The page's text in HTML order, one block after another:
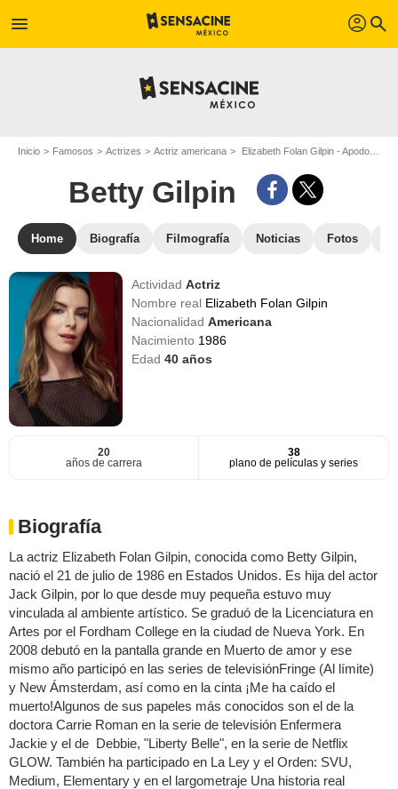
menu profil search
Inicio Famosos Actrizes Actriz americana Elizabeth Folan Gilpin - Apodo : Betty Gilpin
Betty Gilpin
Home Biografía Filmografía Noticias Fotos
ActividadActriz
Nombre real Elizabeth Folan Gilpin
NacionalidadAmericana
Nacimiento 1986
Edad40 años
20
años de carrera
38
plano de películas y series
Biografía
La actriz Elizabeth Folan Gilpin, conocida como Betty Gilpin,
nació el 21 de julio de 1986 en Estados Unidos. Es hija del actor
Jack Gilpin, por lo que desde muy pequeña estuvo muy
vinculada al ambiente artístico. Se graduó de la Licenciatura en
Artes por el Fordham College en la ciudad de Nueva York. En
2008 debutó en la pantalla grande en Muerto de amor y ese
mismo año participó en las series de televisiónFringe (Al límite)
y New Ámsterdam, así como en la cinta ¡Me ha caído el
muerto!Algunos de sus papeles más conocidos son el de la
doctora Carrie Roman en la serie de televisión Enfermera
Jackie y el de Debbie, "Liberty Belle", en la serie de Netflix
GLOW. También ha participado en La Ley y el Orden: SVU,
Medium, Elementary y en el largometraje Una historia real